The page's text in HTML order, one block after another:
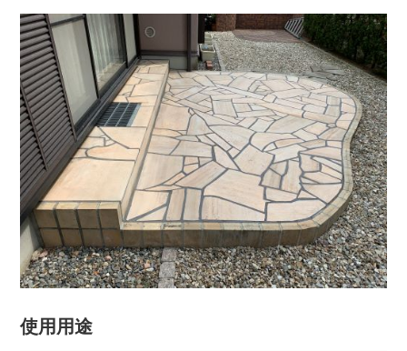
使用用途